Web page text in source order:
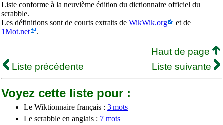
Liste conforme à la neuvième édition du dictionnaire officiel du
scrabble.
Les définitions sont de courts extraits de WikWik.org
et de
1Mot.net
.
Haut de page
Liste précédente
Liste suivante
Voyez cette liste pour :
Le Wiktionnaire français : 3 mots
Le scrabble en anglais : 7 mots